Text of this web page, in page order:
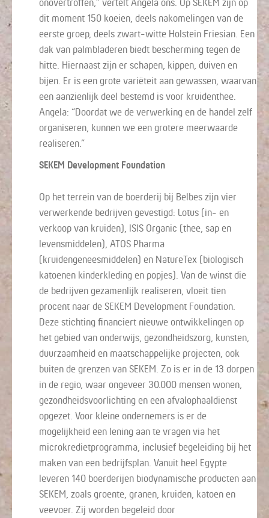
dit moment 150 koeien, deels nakomelingen van de
eerste groep, deels zwart-witte Holstein Friesian. Een
dak van palmbladeren biedt bescherming tegen de
hitte. Hiernaast zijn er schapen, kippen, duiven en
bijen. Er is een grote variëteit aan gewassen, waarvan
een aanzienlijk deel bestemd is voor kruidenthee.
Angela: “Doordat we de verwerking en de handel zelf
organiseren, kunnen we een grotere meerwaarde
realiseren.”
SEKEM Development Foundation
Op het terrein van de boerderij bij Belbes zijn vier
verwerkende bedrijven gevestigd: Lotus (in- en
verkoop van kruiden), ISIS Organic (thee, sap en
levensmiddelen), ATOS Pharma
(kruidengeneesmiddelen) en NatureTex (biologisch
katoenen kinderkleding en popjes). Van de winst die
de bedrijven gezamenlijk realiseren, vloeit tien
procent naar de SEKEM Development Foundation.
Deze stichting financiert nieuwe ontwikkelingen op
het gebied van onderwijs, gezondheidszorg, kunsten,
duurzaamheid en maatschappelijke projecten, ook
buiten de grenzen van SEKEM. Zo is er in de 13 dorpen
in de regio, waar ongeveer 30.000 mensen wonen,
gezondheidsvoorlichting en een afvalophaaldienst
opgezet. Voor kleine ondernemers is er de
mogelijkheid een lening aan te vragen via het
microkredietprogramma, inclusief begeleiding bij het
maken van een bedrijfsplan. Vanuit heel Egypte
leveren 140 boerderijen biodynamische producten aan
SEKEM, zoals groente, granen, kruiden, katoen en
veevoer. Zij worden begeleid door